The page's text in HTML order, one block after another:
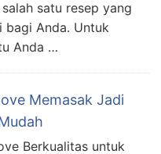
satu resep yang
bagi Anda. Untuk
Anda …
Memasak Jadi
Berkualitas untuk